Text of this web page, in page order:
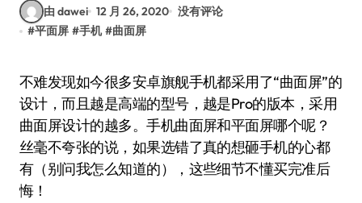
由 dawei 12 月 26, 2020 没有评论
#平面屏 #手机 #曲面屏
不难发现如今很多安卓旗舰手机都采用了“曲面屏”的
设计，而且越是高端的型号，越是Pro的版本，采用
曲面屏设计的越多。手机曲面屏和平面屏哪个呢？
丝毫不夸张的说，如果选错了真的想砸手机的心都
有（别问我怎么知道的），这些细节不懂买完准后
悔！